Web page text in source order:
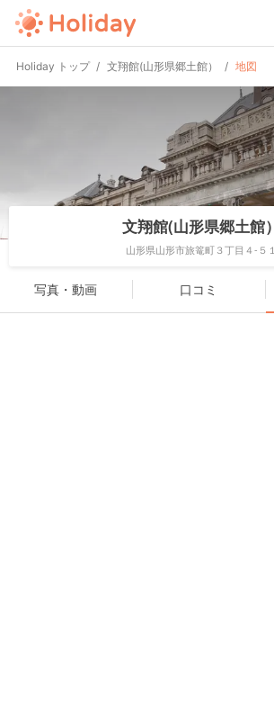
Holiday トップ 文翔館(山形県郷土館） 地図
文翔館(山形県郷土館）
山形県山形市旅篭町３丁目４-５１
写真・動画 口コミ